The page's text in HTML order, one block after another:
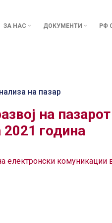
ЗА НАС ДОКУМЕНТИ РФ
на пазар
на
година
електронски